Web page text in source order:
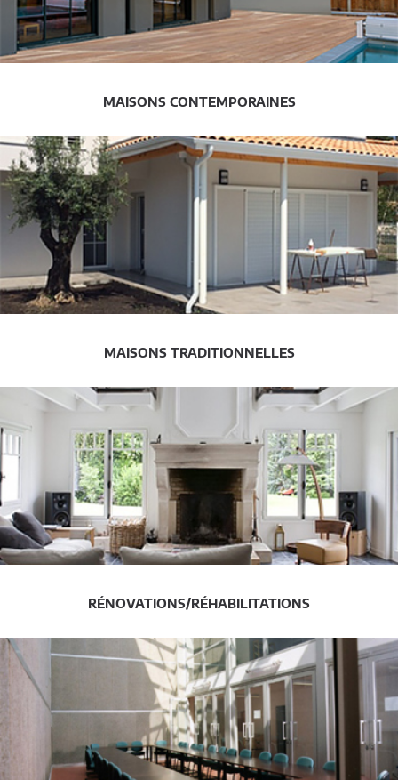
MAISONS CONTEMPORAINES
MAISONS TRADITIONNELLES
RÉNOVATIONS/RÉHABILITATIONS